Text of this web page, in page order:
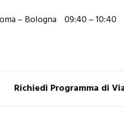
– Bologna 09:40 – 10:40
Richiedi Programma di